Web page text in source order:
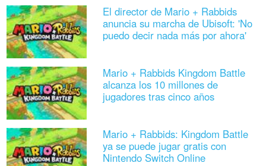
El director de Mario + Rabbids
anuncia su marcha de Ubisoft: 'No
puedo decir nada más por ahora'
Mario + Rabbids Kingdom Battle
alcanza los 10 millones de
jugadores tras cinco años
Mario + Rabbids: Kingdom Battle
ya se puede jugar gratis con
Nintendo Switch Online